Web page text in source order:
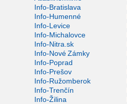
Info-Bratislava
Info-Humenné
Info-Levice
Info-Michalovce
Info-Nitra.sk
Info-Nové Zámky
Info-Poprad
Info-Prešov
Info-Ružomberok
Info-Trenčín
Info-Žilina